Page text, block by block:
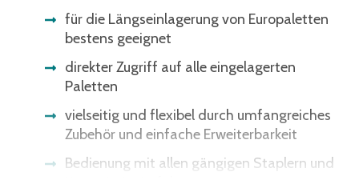
für die Längseinlagerung von Europaletten
bestens geeignet
direkter Zugriff auf alle eingelagerten
Paletten
vielseitig und flexibel durch umfangreiches
Zubehör und einfache Erweiterbarkeit
Bedienung mit allen gängigen Staplern und